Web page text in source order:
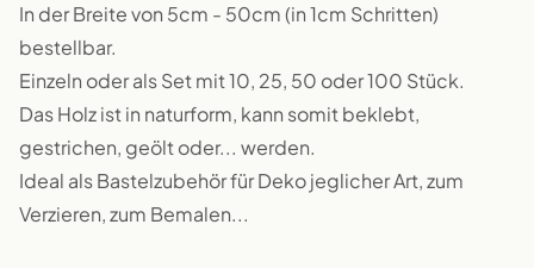
In der Breite von 5cm - 50cm (in 1cm Schritten)
bestellbar.
Einzeln oder als Set mit 10, 25, 50 oder 100 Stück.
Das Holz ist in naturform, kann somit beklebt,
gestrichen, geölt oder... werden.
Ideal als Bastelzubehör für Deko jeglicher Art, zum
Verzieren, zum Bemalen...